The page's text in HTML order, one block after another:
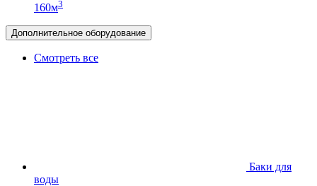
160м3
Дополнительное оборудование
Смотреть все
Баки для
воды